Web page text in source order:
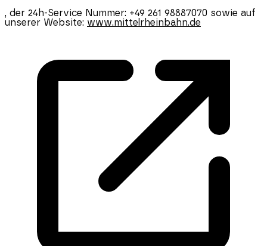
, der 24h-Service Nummer: +49 261 98887070 sowie auf
unserer Website: www.mittelrheinbahn.de